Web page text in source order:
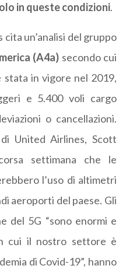
in queste condizioni.
un’analisi del gruppo
(A4a) secondo cui
stata in vigore nel 2019,
e 5.400 voli cargo
o cancellazioni.
di United Airlines, Scott
settimana che le
l’uso di altimetri
aeroporti del paese. Gli
del 5G “sono enormi e
cui il nostro settore è
di Covid-19”, hanno